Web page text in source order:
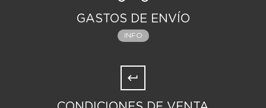
GASTOS DE ENVÍO
INFO